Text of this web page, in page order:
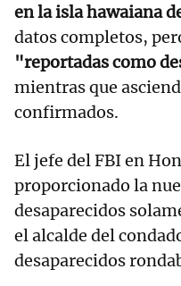
en la isla hawaiana
datos completos,
"reportadas como
mientras que
confirmados.
El jefe del FBI en
proporcionado la
desaparecidos
el alcalde del
desaparecidos